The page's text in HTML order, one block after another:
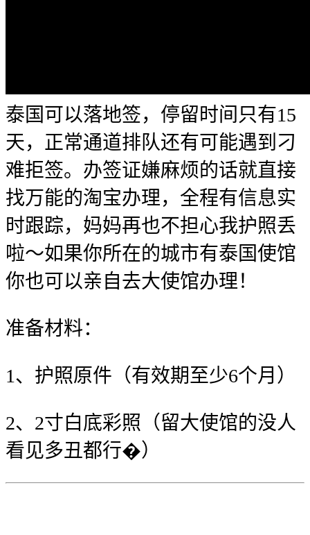
泰国可以落地签，停留时间只有15
天，正常通道排队还有可能遇到刁
难拒签。办签证嫌麻烦的话就直接
找万能的淘宝办理，全程有信息实
时跟踪，妈妈再也不担心我护照丢
啦～如果你所在的城市有泰国使馆
你也可以亲自去大使馆办理！
准备材料：
1、护照原件（有效期至少6个月）
2、2寸白底彩照（留大使馆的没人
看见多丑都行�）